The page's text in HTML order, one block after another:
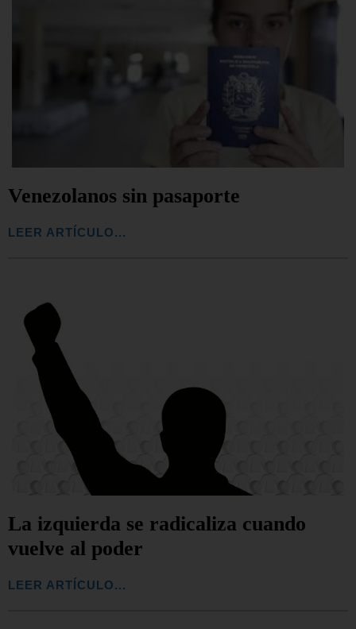
Venezolanos sin pasaporte
LEER ARTÍCULO...
La izquierda se radicaliza cuando
vuelve al poder
LEER ARTÍCULO...